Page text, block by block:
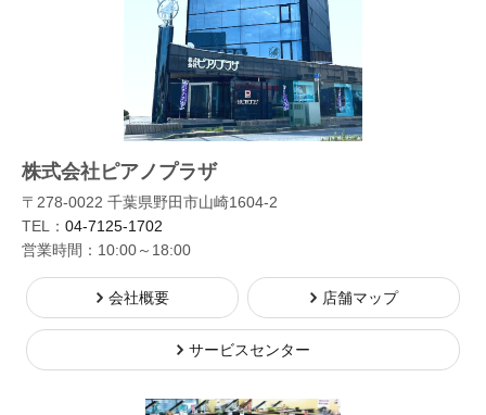
株式会社ピアノプラザ
〒278-0022 千葉県野田市山崎1604-2
TEL： 04-7125-1702
営業時間：10:00～18:00
会社概要 店舗マップ
サービスセンター